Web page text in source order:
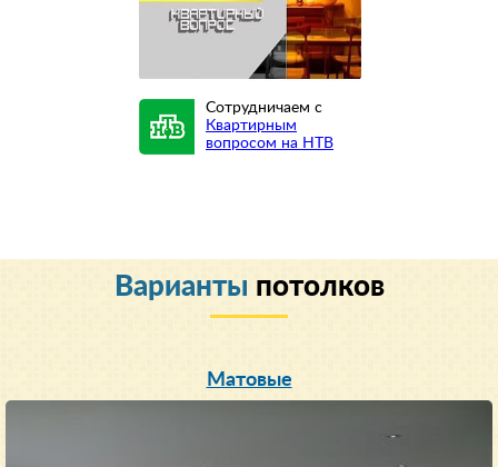
Сотрудничаем с
Квартирным
вопросом на НТВ
Варианты потолков
Матовые